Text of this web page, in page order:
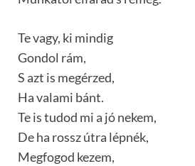
Te vagy, ki mindig
Gondol rám,
S azt is megérzed,
Ha valami bánt.
Te is tudod mi a jó nekem,
De ha rossz útra lépnék,
Megfogod kezem,